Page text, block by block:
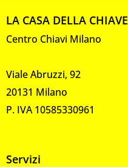
LA CASA DELLA CHIAVE
Centro Chiavi Milano
Viale Abruzzi, 92
20131 Milano
P. IVA 10585330961
Servizi